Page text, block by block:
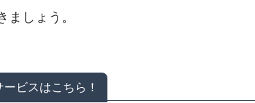
ましょう。
ビスはこちら！